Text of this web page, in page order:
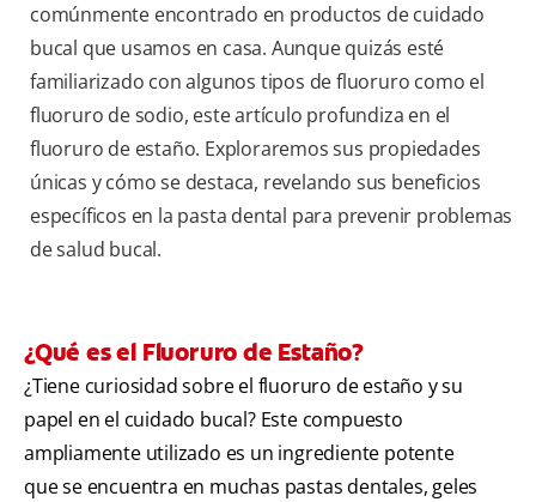
comúnmente encontrado en productos de cuidado
bucal que usamos en casa. Aunque quizás esté
familiarizado con algunos tipos de fluoruro como el
fluoruro de sodio, este artículo profundiza en el
fluoruro de estaño. Exploraremos sus propiedades
únicas y cómo se destaca, revelando sus beneficios
específicos en la pasta dental para prevenir problemas
de salud bucal.
¿Qué es el Fluoruro de Estaño?
¿Tiene curiosidad sobre el fluoruro de estaño y su
papel en el cuidado bucal? Este compuesto
ampliamente utilizado es un ingrediente potente
que se encuentra en muchas pastas dentales, geles